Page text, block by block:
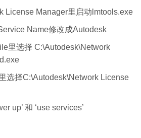
License Manager里启动lmtools.exe
Name修改成Autodesk
里选择 C:\Autodesk\Network
选择C:\Autodesk\Network License
up’ 和 ‘use services’